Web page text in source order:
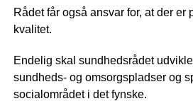
Rådet får også ansvar for, at der
kvalitet.
Endelig skal sundhedsrådet
sundheds- og omsorgspladser og
socialområdet i det fynske.